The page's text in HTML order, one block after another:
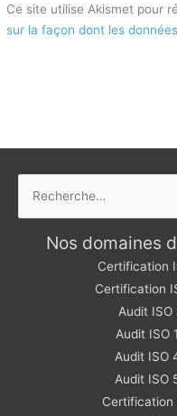
Ce site utilise Akismet pour
sur la façon dont les
Nos domaines
Certification
Certification
Audit ISO
Audit ISO
Audit ISO
Audit ISO
Certification